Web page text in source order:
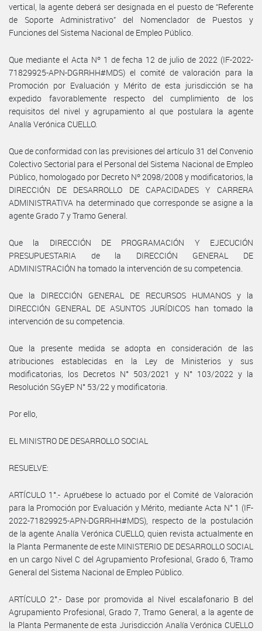
vertical, la agente deberá ser designada en el puesto de “Referente
de Soporte Administrativo” del Nomenclador de Puestos y
Funciones del Sistema Nacional de Empleo Público.
Que mediante el Acta Nº 1 de fecha 12 de julio de 2022 (IF-2022-
71829925-APN-DGRRHH#MDS) el comité de valoración para la
Promoción por Evaluación y Mérito de esta jurisdicción se ha
expedido favorablemente respecto del cumplimiento de los
requisitos del nivel y agrupamiento al que postulara la agente
Analía Verónica CUELLO.
Que de conformidad con las previsiones del artículo 31 del Convenio
Colectivo Sectorial para el Personal del Sistema Nacional de Empleo
Público, homologado por Decreto Nº 2098/2008 y modificatorios, la
DIRECCIÓN DE DESARROLLO DE CAPACIDADES Y CARRERA
ADMINISTRATIVA ha determinado que corresponde se asigne a la
agente Grado 7 y Tramo General.
Que la DIRECCIÓN DE PROGRAMACIÓN Y EJECUCIÓN
PRESUPUESTARIA de la DIRECCIÓN GENERAL DE
ADMINISTRACIÓN ha tomado la intervención de su competencia.
Que la DIRECCIÓN GENERAL DE RECURSOS HUMANOS y la
DIRECCIÓN GENERAL DE ASUNTOS JURÍDICOS han tomado la
intervención de su competencia.
Que la presente medida se adopta en consideración de las
atribuciones establecidas en la Ley de Ministerios y sus
modificatorias, los Decretos N° 503/2021 y N° 103/2022 y la
Resolución SGyEP N° 53/22 y modificatoria.
Por ello,
EL MINISTRO DE DESARROLLO SOCIAL
RESUELVE:
ARTÍCULO 1°.- Apruébese lo actuado por el Comité de Valoración
para la Promoción por Evaluación y Mérito, mediante Acta N° 1 (IF-
2022-71829925-APN-DGRRHH#MDS), respecto de la postulación
de la agente Analía Verónica CUELLO, quien revista actualmente en
la Planta Permanente de este MINISTERIO DE DESARROLLO SOCIAL
en un cargo Nivel C del Agrupamiento Profesional, Grado 6, Tramo
General del Sistema Nacional de Empleo Público.
ARTÍCULO 2°.- Dase por promovida al Nivel escalafonario B del
Agrupamiento Profesional, Grado 7, Tramo General, a la agente de
la Planta Permanente de esta Jurisdicción Analía Verónica CUELLO